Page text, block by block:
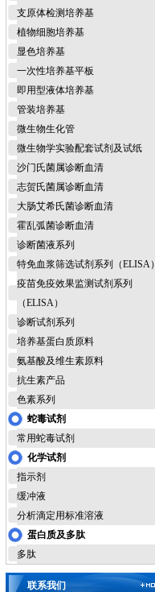
支原体检测培养基
植物细胞培养基
显色培养基
一次性培养基平板
即用型液体培养基
管装培养基
微生物生化管
微生物学实验配套试剂及试纸
沙门氏菌属诊断血清
志贺氏菌属诊断血清
大肠艾希氏菌诊断血清
霍乱弧菌诊断血清
诊断菌液系列
特免血浆筛选试剂系列（ELISA）
疫苗免疫效果监测试剂系列
（ELISA）
诊断试剂系列
培养基蛋白质原料
氨基酸及维生素原料
抗生素产品
色素系列
蛇毒试剂
常用蛇毒试剂
化学试剂
指示剂
缓冲液
分析滴定用标准溶液
蛋白质及多肽
多肽
联系我们